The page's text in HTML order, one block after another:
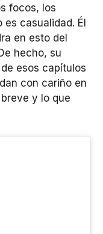
focos, los
casualidad. Él
en esto del
hecho, su
esos capítulos
con cariño en
y lo que